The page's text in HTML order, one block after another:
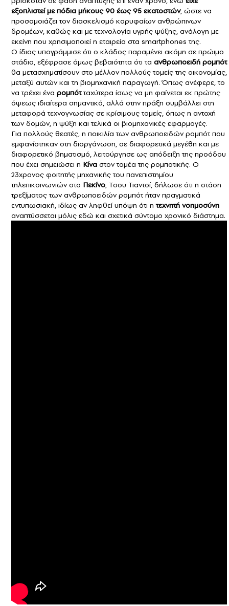
εξοπλιστεί με πόδια μήκους 90 έως 95 εκατοστών, ώστε να
προσομοιάζει τον διασκελισμό κορυφαίων ανθρώπινων
δρομέων, καθώς και με τεχνολογία υγρής ψύξης, ανάλογη με
εκείνη που χρησιμοποιεί η εταιρεία στα smartphones της.
Ο ίδιος υπογράμμισε ότι ο κλάδος παραμένει ακόμη σε πρώιμο
στάδιο, εξέφρασε όμως βεβαιότητα ότι τα ανθρωποειδή ρομπότ
θα μετασχηματίσουν στο μέλλον πολλούς τομείς της οικονομίας,
μεταξύ αυτών και τη βιομηχανική παραγωγή. Όπως ανέφερε, το
να τρέχει ένα ρομπότταχύτερα ίσως να μη φαίνεται εκ πρώτης
όψεως ιδιαίτερα σημαντικό, αλλά στην πράξη συμβάλλει στη
μεταφορά τεχνογνωσίας σε κρίσιμους τομείς, όπως η αντοχή
των δομών, η ψύξη και τελικά οι βιομηχανικές εφαρμογές.
Για πολλούς θεατές, η ποικιλία των ανθρωποειδών ρομπότ που
εμφανίστηκαν στη διοργάνωση, σε διαφορετικά μεγέθη και με
διαφορετικό βηματισμό, λειτούργησε ως απόδειξη της προόδου
που έχει σημειώσει η Κίνα στον τομέα της ρομποτικής. Ο
23χρονος φοιτητής μηχανικής του πανεπιστημίου
τηλεπικοινωνιών στο Πεκίνο, Τσου Τιαντσί, δήλωσε ότι η στάση
τρεξίματος των ανθρωποειδών ρομπότ ήταν πραγματικά
εντυπωσιακή, ιδίως αν ληφθεί υπόψη ότι ητεχνητή νοημοσύνη
αναπτύσσεται μόλις εδώ και σχετικά σύντομο χρονικό διάστημα.